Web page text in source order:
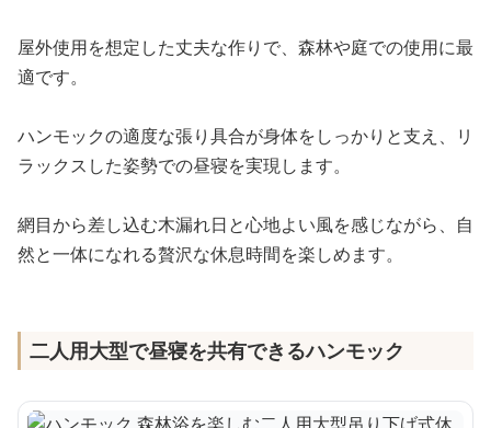
屋外使用を想定した丈夫な作りで、森林や庭での使用に最
適です。
ハンモックの適度な張り具合が身体をしっかりと支え、リ
ラックスした姿勢での昼寝を実現します。
網目から差し込む木漏れ日と心地よい風を感じながら、自
然と一体になれる贅沢な休息時間を楽しめます。
二人用大型で昼寝を共有できるハンモック